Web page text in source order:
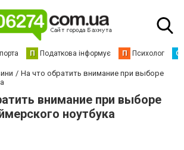
П Податкова інформує П Психолог С
На что обратить внимание при выборе
внимание при выборе
ноутбука